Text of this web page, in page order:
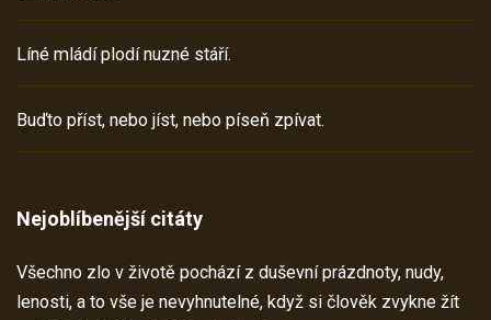
Líné mládí plodí nuzné stáří.
Buďto příst, nebo jíst, nebo píseň zpívat.
Nejoblíbenější citáty
Všechno zlo v životě pochází z duševní prázdnoty, nudy,
lenosti, a to vše je nevyhnutelné, když si člověk zvykne žít